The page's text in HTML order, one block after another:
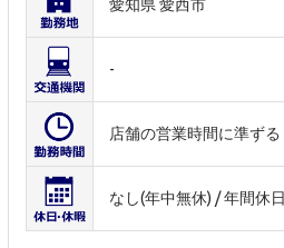
愛知県 愛西市
-
店舗の営業時間に準ずる
なし(年中無休) / 年間休